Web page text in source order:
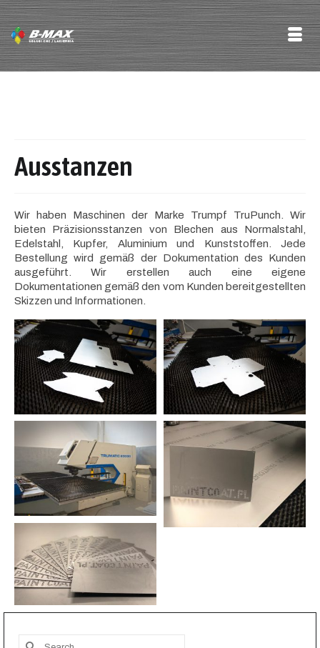
Ausstanzen
Wir haben Maschinen der Marke Trumpf TruPunch. Wir
bieten Präzisionsstanzen von Blechen aus Normalstahl,
Edelstahl, Kupfer, Aluminium und Kunststoffen. Jede
Bestellung wird gemäß der Dokumentation des Kunden
ausgeführt. Wir erstellen auch eine eigene
Dokumentationen gemäß den vom Kunden bereitgestellten
Skizzen und Informationen.
Search